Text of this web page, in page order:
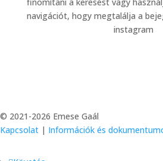
navigációt, hogy megtalálja a
instagram
© 2021-2026 Emese Gaál
Kapcsolat | Információk és